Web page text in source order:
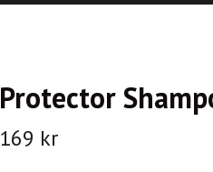
Protector
169 kr